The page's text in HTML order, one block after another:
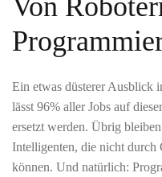
Ein etwas düsterer Ausblick
lässt 96% aller Jobs auf
ersetzt werden. Übrig
Intelligenten, die nicht durch
können. Und natürlich: